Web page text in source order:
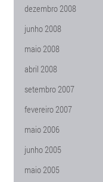
dezembro 2008
junho 2008
maio 2008
abril 2008
setembro 2007
fevereiro 2007
maio 2006
junho 2005
maio 2005